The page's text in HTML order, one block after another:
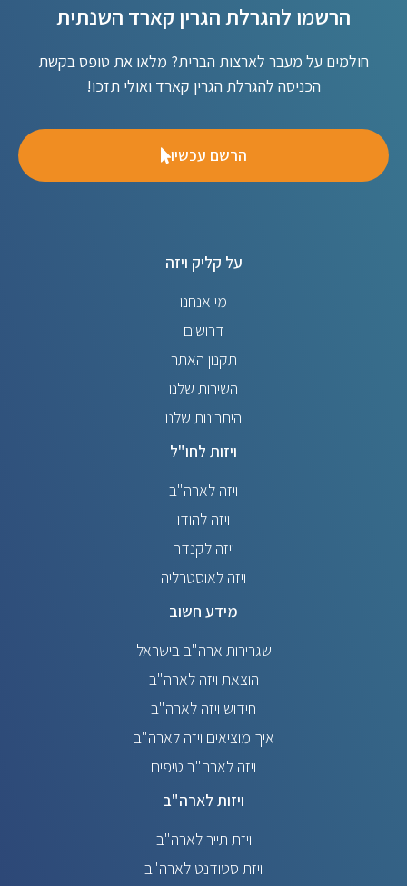
הרשמו להגרלת הגרין קארד השנתית
חולמים על מעבר לארצות הברית? מלאו את טופס בקשת
הכניסה להגרלת הגרין קארד ואולי תזכו!
הרשם עכשיו
על קליק ויזה
מי אנחנו
דרושים
תקנון האתר
השירות שלנו
היתרונות שלנו
ויזות לחו"ל
ויזה לארה"ב
ויזה להודו
ויזה לקנדה
ויזה לאוסטרליה
מידע חשוב
שגרירות ארה"ב בישראל
הוצאת ויזה לארה"ב
חידוש ויזה לארה"ב
איך מוציאים ויזה לארה"ב
ויזה לארה"ב טיפים
ויזות לארה"ב
ויזת תייר לארה"ב
ויזת סטודנט לארה"ב